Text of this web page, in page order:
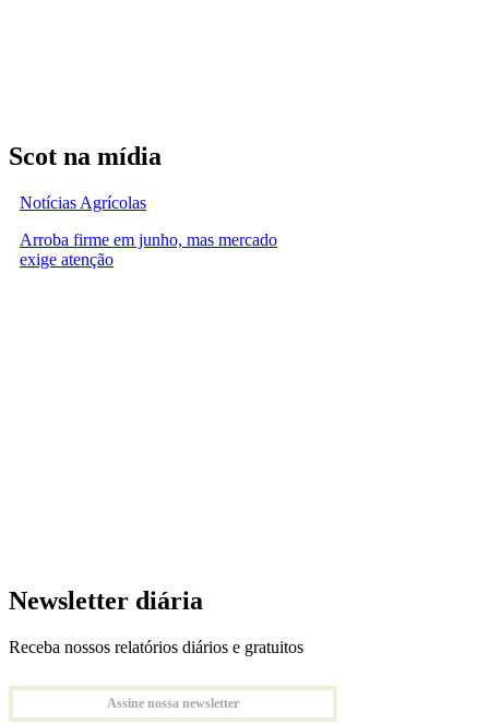
Scot na mídia
Notícias Agrícolas
Arroba firme em junho, mas mercado
exige atenção
Newsletter diária
Receba nossos relatórios diários e gratuitos
Assine nossa newsletter